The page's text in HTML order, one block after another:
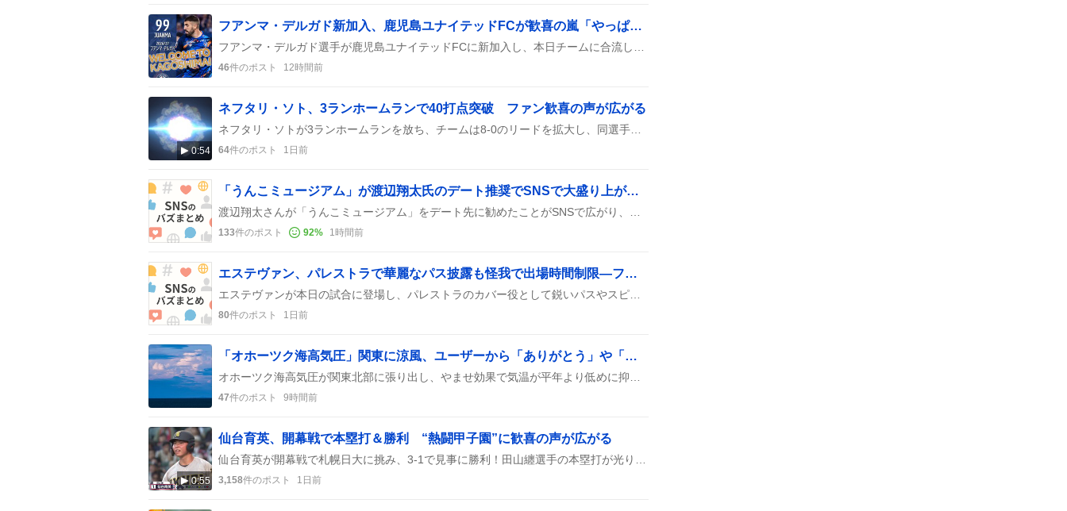
フアンマ・デルガド新加入、鹿児島ユナイテッドFCが歓喜の嵐「やっぱりフアンマがー！」
46件のポスト 12時間前
0:54
ネフタリ・ソト、3ランホームランで40打点突破 ファン歓喜の声が広がる
64件のポスト 1日前
「うんこミュージアム」が渡辺翔太氏のデート推奨でSNSで大盛り上がり、笑いが止まらない
133件のポスト 92% 1時間前
エステヴァン、パレストラで華麗なパス披露も怪我で出場時間制限—ファンからは「神童以上」称賛
80件のポスト 1日前
「オホーツク海高気圧」関東に涼風、ユーザーから「ありがとう」や「ずっといて」など感謝の声が寄せられる
47件のポスト 9時間前
0:55
仙台育英、開幕戦で本塁打＆勝利 “熱闘甲子園”に歓喜の声が広がる
3,158件のポスト 1日前